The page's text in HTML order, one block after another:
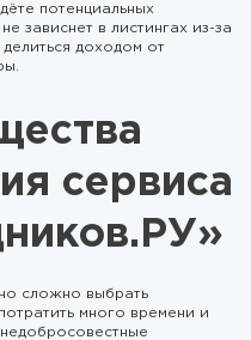
потенциальных
зависнет в листингах из-за
доходом от
сервиса
сложно выбрать
много времени и